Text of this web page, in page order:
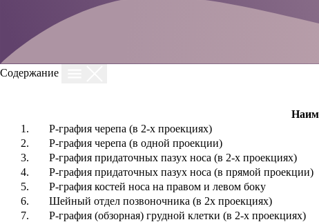
Содержание
1.
Р-графия черепа (в 2-х проекциях)
2.
Р-графия черепа (в одной проекции)
3.
Р-графия придаточных пазух носа (в 2-х проекциях)
4.
Р-графия придаточных пазух носа (в прямой проекции)
5.
Р-графия костей носа на правом и левом боку
6.
Шейный отдел позвоночника (в 2х проекциях)
7.
Р-графия (обзорная) грудной клетки (в 2-х проекциях)